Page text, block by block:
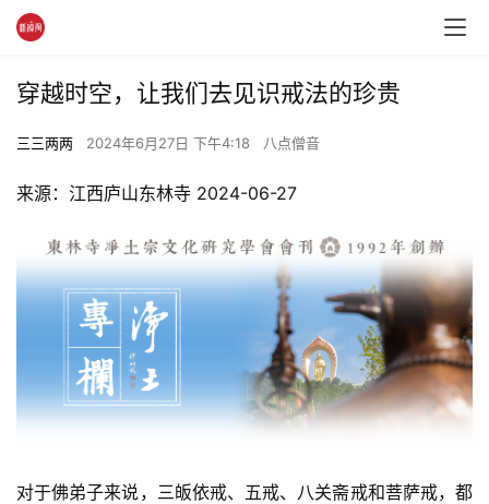
穿越时空，让我们去见识戒法的珍贵
三三两两 2024年6月27日 下午4:18 八点僧音
来源：江西庐山东林寺 2024-06-27
对于佛弟子来说，三皈依戒、五戒、八关斋戒和菩萨戒，都